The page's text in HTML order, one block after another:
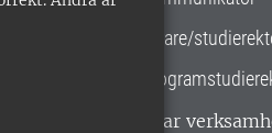
Lärare/
har